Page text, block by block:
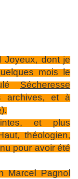
Joyeux, dont je
mois le
Sécheresse
archives, et à
).
et plus
théologien,
pour avoir été
Marcel Pagnol